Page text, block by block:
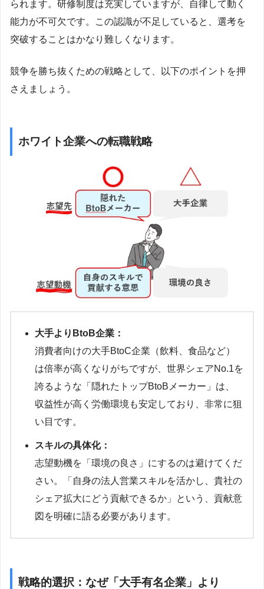
られます。研修制度は充実していますが、自律して動く
能力が不可欠です。この認識が不足していると、選考を
突破することはかなり難しくなります。
競争を勝ち抜くための戦略として、以下のポイントを押
さえましょう。
ホワイト企業への転職戦略
大手よりBtoB企業：
消費者向けの大手BtoC企業（飲料、食品など）
は倍率が高くなりがちですが、世界シェアNo.1を
誇るような「隠れたトップBtoBメーカー」は、
収益性が高く労働環境も安定しており、非常に狙
い目です。
スキルの具体化：
志望動機を「環境の良さ」にするのは避けてくだ
さい。「自身の法人営業スキルを活かし、貴社の
シェア拡大にどう貢献できるか」という、貢献意
図を明確に語る必要があります。
戦略的選択：なぜ「大手有名企業」より